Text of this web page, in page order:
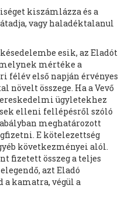
kiszámlázza és a
vagy haladéktalanul
esik, az Eladót
mértéke a
első napján érvényes
növelt összege. Ha a Vevő
ügyletekhez
elleni fellépésről szóló
meghatározott
E kötelezettség
következményei alól.
fizetett összeg a teljes
azt Eladó
a kamatra, végül a